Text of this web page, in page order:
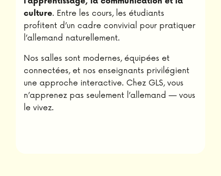
culture. Entre les cours, les étudiants
profitent d’un cadre convivial pour pratiquer
l’allemand naturellement.
Nos salles sont modernes, équipées et
connectées, et nos enseignants privilégient
une approche interactive. Chez GLS, vous
n’apprenez pas seulement l’allemand — vous
le vivez.